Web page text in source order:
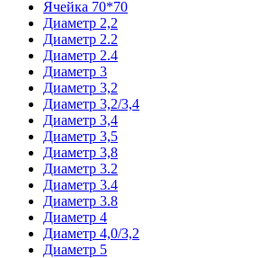
Ячейка 70*70
Диаметр 2,2
Диаметр 2.2
Диаметр 2.4
Диаметр 3
Диаметр 3,2
Диаметр 3,2/3,4
Диаметр 3,4
Диаметр 3,5
Диаметр 3,8
Диаметр 3.2
Диаметр 3.4
Диаметр 3.8
Диаметр 4
Диаметр 4,0/3,2
Диаметр 5